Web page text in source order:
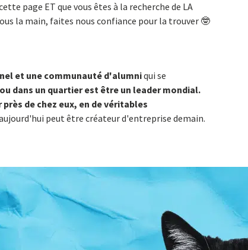
page ET que vous êtes à la recherche de LA
la main, faites nous confiance pour la trouver 🤓
et une communauté d'alumniqui se
dans un quartier est être un leader mondial.
de chez eux, en de véritables
peut être créateur d'entreprise demain.